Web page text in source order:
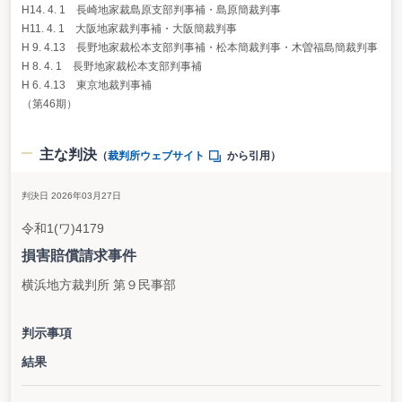
H14. 4. 1 長崎地家裁島原支部判事補・島原簡裁判事
H11. 4. 1 大阪地家裁判事補・大阪簡裁判事
H 9. 4.13 長野地家裁松本支部判事補・松本簡裁判事・木曽福島簡裁判事
H 8. 4. 1 長野地家裁松本支部判事補
H 6. 4.13 東京地裁判事補
（第46期）
主な判決 （裁判所ウェブサイト から引用）
判決日 2026年03月27日
令和1(ワ)4179
損害賠償請求事件
横浜地方裁判所 第９民事部
判示事項
結果